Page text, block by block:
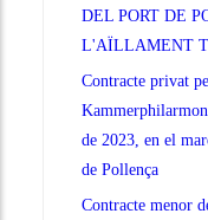
DEL PORT DE
L'AÏLLAMENT
Contracte privat
de 2023, en el
de Pollença
Contracte menor